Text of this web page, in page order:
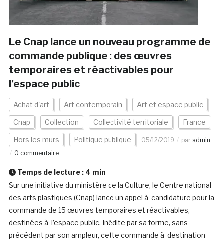
Le Cnap lance un nouveau programme de
commande publique : des œuvres
temporaires et réactivables pour
l’espace public
Achat d'art Art contemporain Art et espace public
Cnap Collection Collectivité territoriale France
Hors les murs Politique publique 05/12/2019 par admin
0 commentaire
Temps de lecture : 4 min
Sur une initiative du ministère de la Culture, le Centre national
des arts plastiques (Cnap) lance un appel à candidature pour la
commande de 15 œuvres temporaires et réactivables,
destinées à l’espace public. Inédite par sa forme, sans
précédent par son ampleur, cette commande à destination